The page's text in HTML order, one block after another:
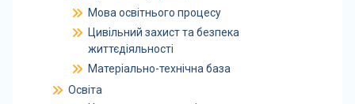
Мова освітнього процесу
Цивільний захист та безпека
життєдіяльності
Матеріально-технічна база
Освіта